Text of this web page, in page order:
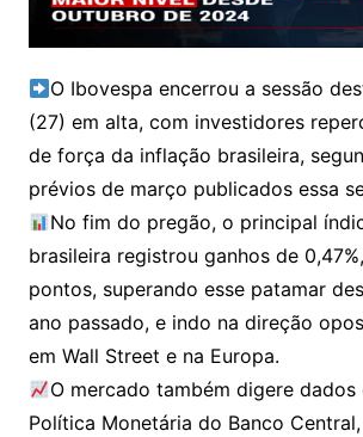
O Ibovespa encerrou a sessão
(27) em alta, com investidores
de força da inflação brasileira,
prévios de março publicados essa
No fim do pregão, o principal
brasileira registrou ganhos de
pontos, superando esse patamar
ano passado, e indo na direção
em Wall Street e na Europa.
O mercado também digere
Política Monetária do Banco